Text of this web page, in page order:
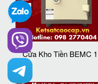
Cửa Kho Tiền BEMC 1